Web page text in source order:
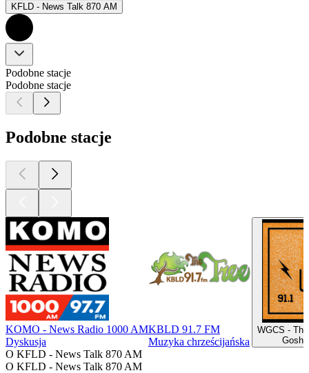
KFLD - News Talk 870 AM
Podobne stacje
Podobne stacje
Podobne stacje
KOMO - News Radio 1000 AM
Dyskusja
KBLD 91.7 FM
Muzyka chrześcijańska
WGCS -
O KFLD - News Talk 870 AM
O KFLD - News Talk 870 AM